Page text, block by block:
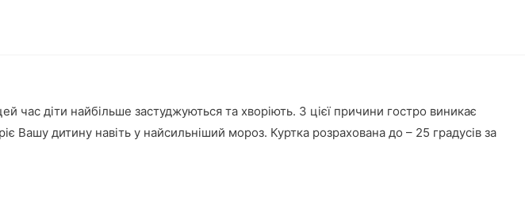
час діти найбільше застуджуються та хворіють. З цієї причини гостро виникає
Вашу дитину навіть у найсильніший мороз. Куртка розрахована до – 25 градусів за